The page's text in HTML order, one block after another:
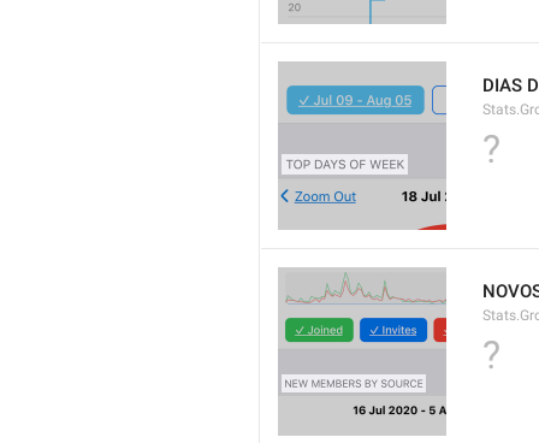
DIAS
?
?